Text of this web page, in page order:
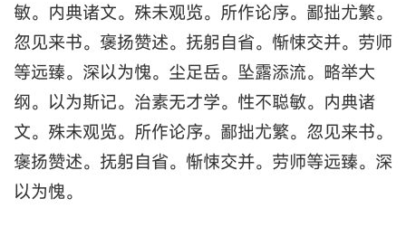
敏。内典诸文。殊未观览。所作论序。鄙拙尤繁。
忽见来书。褒扬赞述。抚躬自省。惭悚交并。劳师
等远臻。深以为愧。尘足岳。坠露添流。略举大
纲。以为斯记。治素无才学。性不聪敏。内典诸
文。殊未观览。所作论序。鄙拙尤繁。忽见来书。
褒扬赞述。抚躬自省。惭悚交并。劳师等远臻。深
以为愧。